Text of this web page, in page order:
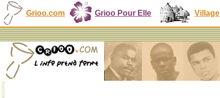
Grioo.com Grioo Pour Elle Village